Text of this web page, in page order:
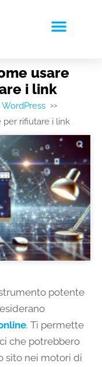
usare
i link
>>
per rifiutare i link
potente
. Ti permette
che potrebbero
sito nei motori di